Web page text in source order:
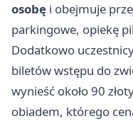
osobę i obejmuje
parkingowe, opiekę
Dodatkowo
biletów wstępu do
wynieść około 90
obiadem, którego